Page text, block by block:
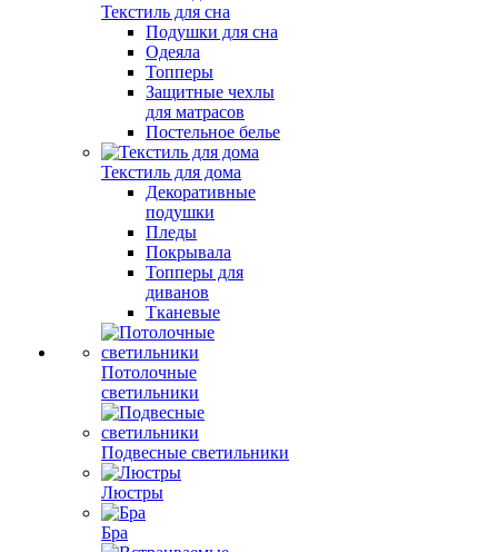
Текстиль для сна
Подушки для сна
Одеяла
Топперы
Защитные чехлы
для матрасов
Постельное белье
Текстиль для дома
Декоративные
подушки
Пледы
Покрывала
Топперы для
диванов
Тканевые
Потолочные
светильники
Подвесные светильники
Люстры
Бра